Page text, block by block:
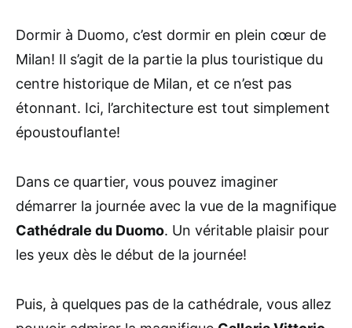
Dormir à Duomo, c’est dormir en plein cœur de
Milan! Il s’agit de la partie la plus touristique du
centre historique de Milan, et ce n’est pas
étonnant. Ici, l’architecture est tout simplement
époustouflante!
Dans ce quartier, vous pouvez imaginer
démarrer la journée avec la vue de la magnifique
Cathédrale du Duomo. Un véritable plaisir pour
les yeux dès le début de la journée!
Puis, à quelques pas de la cathédrale, vous allez